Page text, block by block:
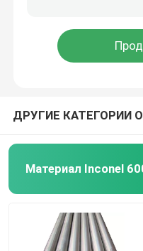
Монель сплав 400
Петля для
ДРУГИЕ КАТЕГОРИИ
Материал Inconel